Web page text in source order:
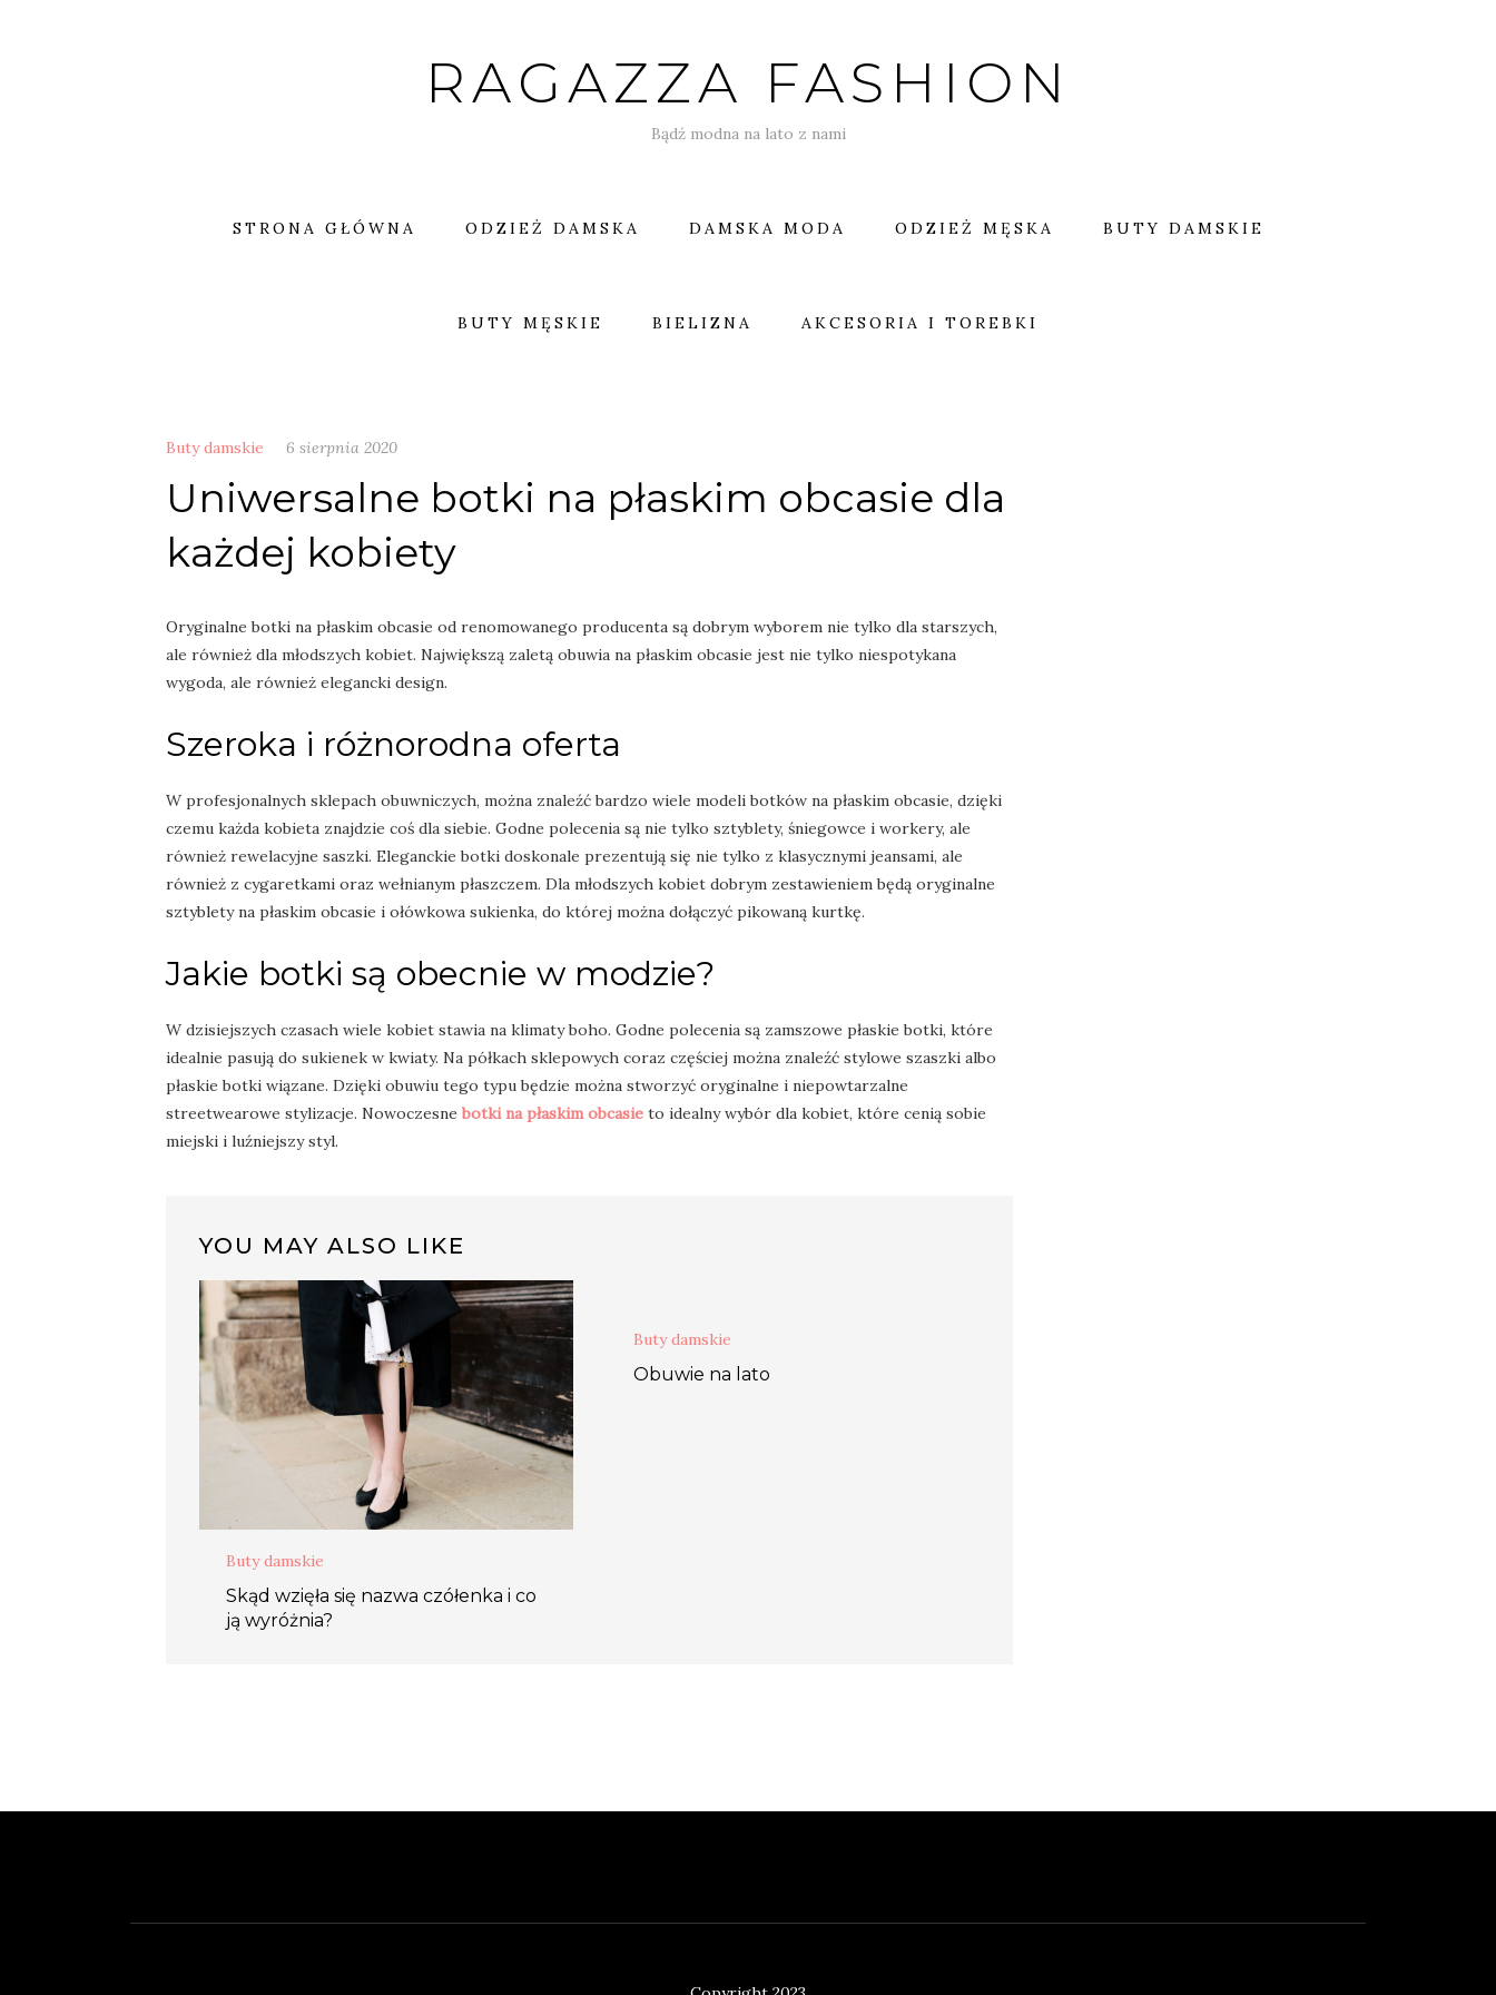
RAGAZZA FASHION
Bądź modna na lato z nami
STRONA GŁÓWNA ODZIEŻ DAMSKA DAMSKA MODA ODZIEŻ MĘSKA BUTY DAMSKIE
BUTY MĘSKIE BIELIZNA AKCESORIA I TOREBKI
Buty damskie 6 sierpnia 2020
Uniwersalne botki na płaskim obcasie dla
każdej kobiety
Oryginalne botki na płaskim obcasie od renomowanego producenta są dobrym wyborem nie tylko dla starszych,
ale również dla młodszych kobiet. Największą zaletą obuwia na płaskim obcasie jest nie tylko niespotykana
wygoda, ale również elegancki design.
Szeroka i różnorodna oferta
W profesjonalnych sklepach obuwniczych, można znaleźć bardzo wiele modeli botków na płaskim obcasie, dzięki
czemu każda kobieta znajdzie coś dla siebie. Godne polecenia są nie tylko sztyblety, śniegowce i workery, ale
również rewelacyjne saszki. Eleganckie botki doskonale prezentują się nie tylko z klasycznymi jeansami, ale
również z cygaretkami oraz wełnianym płaszczem. Dla młodszych kobiet dobrym zestawieniem będą oryginalne
sztyblety na płaskim obcasie i ołówkowa sukienka, do której można dołączyć pikowaną kurtkę.
Jakie botki są obecnie w modzie?
W dzisiejszych czasach wiele kobiet stawia na klimaty boho. Godne polecenia są zamszowe płaskie botki, które
idealnie pasują do sukienek w kwiaty. Na półkach sklepowych coraz częściej można znaleźć stylowe szaszki albo
płaskie botki wiązane. Dzięki obuwiu tego typu będzie można stworzyć oryginalne i niepowtarzalne
streetwearowe stylizacje. Nowoczesne botki na płaskim obcasie to idealny wybór dla kobiet, które cenią sobie
miejski i luźniejszy styl.
YOU MAY ALSO LIKE
Buty damskie
Skąd wzięła się nazwa czółenka i co
ją wyróżnia?
Buty damskie
Obuwie na lato